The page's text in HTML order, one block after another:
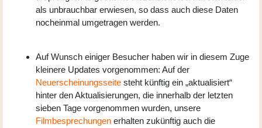
als unbrauchbar erwiesen, so dass auch diese Daten
nocheinmal umgetragen werden.
Auf Wunsch einiger Besucher haben wir in diesem Zuge
kleinere Updates vorgenommen: Auf der
Neuerscheinungsseite steht künftig ein „aktualisiert“
hinter den Aktualisierungen, die innerhalb der letzten
sieben Tage vorgenommen wurden, unsere
Filmbesprechungen erhalten zukünftig auch die